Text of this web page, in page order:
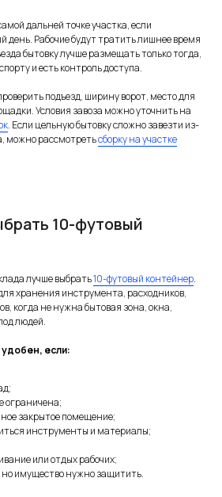
дальней точке участка, если
Рабочие будут тратить лишнее время
бытовку лучше размещать только тогда,
и есть контроль доступа.
подъезд, ширину ворот, место для
Условия завоза можно уточнить на
. Если цельную бытовку сложно завезти из-
можно рассмотретьсборку на участке
10-футовый
лучше выбрать10-футовый контейнер.
хранения инструмента, расходников,
когда не нужна бытовая зона, окна,
людей.
если:
ограничена;
закрытое помещение;
инструменты и материалы;
или отдых рабочих;
имущество нужно защитить.